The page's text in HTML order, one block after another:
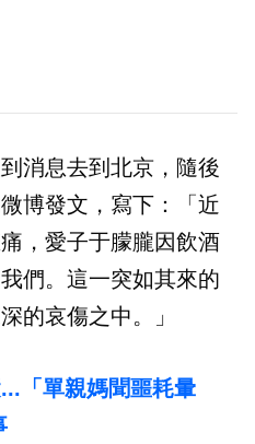
消息去到北京，隨後
博發文，寫下：「近
，愛子于朦朧因飲酒
們。這一突如其來的
的哀傷之中。」
「單親媽聞噩耗暈